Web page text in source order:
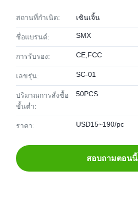
สถานที่กำเนิด: เซินเจิ้น
ชื่อแบรนด์: SMX
การรับรอง: CE,FCC
เลขรุ่น: SC-01
ปริมาณการสั่งซื้อ
ขั้นต่ำ:
50PCS
ราคา: USD15~190/pc
สอบถามตอนนี้